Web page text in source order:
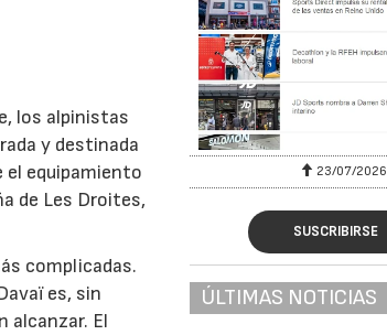
los alpinistas
y destinada
equipamiento
de Les Droites,
complicadas.
es, sin
alcanzar. El
30/07/2026 23/07/2026
SUSCRIBIRSE
ÚLTIMAS NOTICIAS